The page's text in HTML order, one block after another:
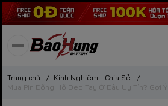
Trang chủ / Kinh Nghiệm - Chia Sẻ
/
Mua Pin Đồng Hồ Đeo Tay Ở Đâu Uy Tín? Gợi